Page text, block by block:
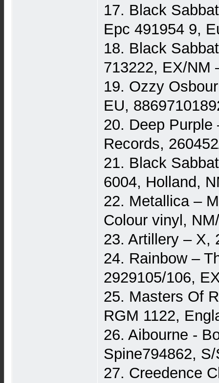
17. Black
Epc 491954 9,
18. Black
713222, EX/NM
19. Ozzy
EU,
20. Deep Purple
Records,
21. Black
6004, Holland,
22. Metallica –
Colour vinyl,
23. Artillery – X,
24. Rainbow –
2929105/106,
25. Masters Of
RGM 1122,
26. Aibourne -
Spine794862,
27. Creedence